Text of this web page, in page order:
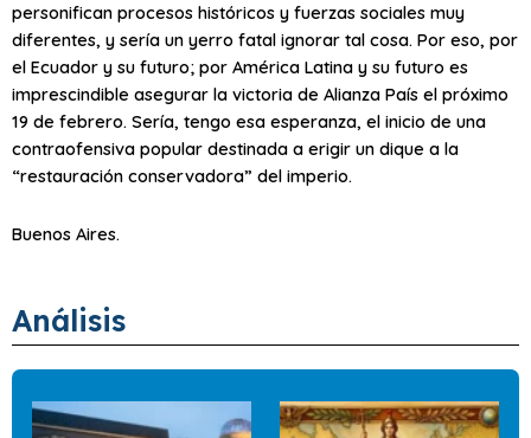
personifican procesos históricos y fuerzas sociales muy
diferentes, y sería un yerro fatal ignorar tal cosa. Por eso, por
el Ecuador y su futuro; por América Latina y su futuro es
imprescindible asegurar la victoria de Alianza País el próximo
19 de febrero. Sería, tengo esa esperanza, el inicio de una
contraofensiva popular destinada a erigir un dique a la
“restauración conservadora” del imperio.
Buenos Aires.
Análisis